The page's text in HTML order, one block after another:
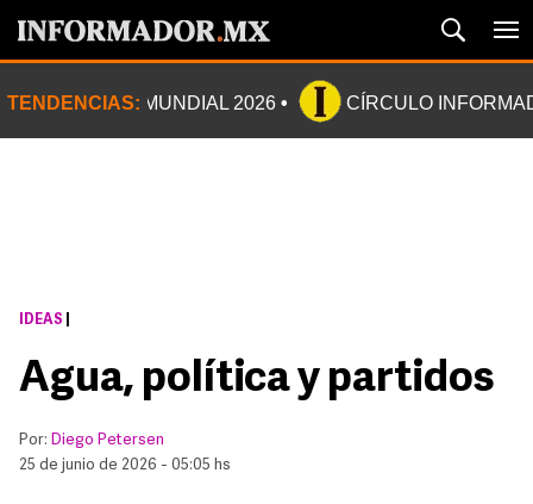
TENDENCIAS: MUNDIAL 2026 CÍRCULO
IDEAS
Agua, política y partidos
Por: Diego Petersen
25 de junio de 2026 - 05:05 hs